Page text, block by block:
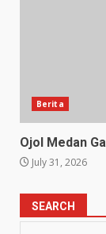
Berita
Ojol Medan
July 31, 2026
SEARCH